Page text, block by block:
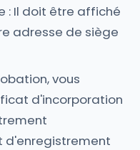
: Il doit être affiché
adresse de siège
vous
d'incorporation
d'enregistrement